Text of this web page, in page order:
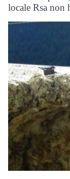
locale Rsa non